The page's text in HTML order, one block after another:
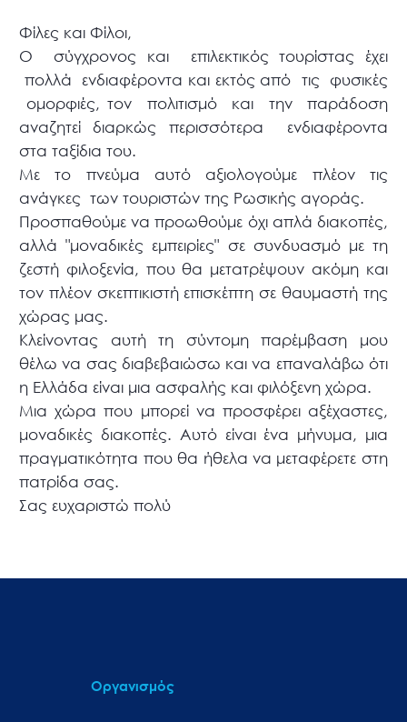
Φίλες και Φίλοι,
Ο σύγχρονος και επιλεκτικός τουρίστας έχει
πολλά ενδιαφέροντα και εκτός από τις φυσικές
ομορφιές, τον πολιτισμό και την παράδοση
αναζητεί διαρκώς περισσότερα ενδιαφέροντα
στα ταξίδια του.
Με το πνεύμα αυτό αξιολογούμε πλέον τις
ανάγκες των τουριστών της Ρωσικής αγοράς.
Προσπαθούμε να προωθούμε όχι απλά διακοπές,
αλλά "μοναδικές εμπειρίες" σε συνδυασμό με τη
ζεστή φιλοξενία, που θα μετατρέψουν ακόμη και
τον πλέον σκεπτικιστή επισκέπτη σε θαυμαστή της
χώρας μας.
Κλείνοντας αυτή τη σύντομη παρέμβαση μου
θέλω να σας διαβεβαιώσω και να επαναλάβω ότι
η Ελλάδα είναι μια ασφαλής και φιλόξενη χώρα.
Μια χώρα που μπορεί να προσφέρει αξέχαστες,
μοναδικές διακοπές. Αυτό είναι ένα μήνυμα, μια
πραγματικότητα που θα ήθελα να μεταφέρετε στη
πατρίδα σας.
Σας ευχαριστώ πολύ
Οργανισμός